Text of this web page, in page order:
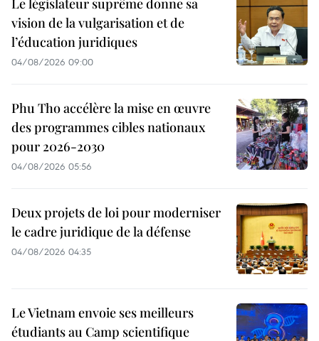
vision de la vulgarisation et de
l’éducation juridiques
04/08/2026 09:00
Phu Tho accélère la mise en œuvre
des programmes cibles nationaux
pour 2026-2030
04/08/2026 05:56
Deux projets de loi pour moderniser
le cadre juridique de la défense
04/08/2026 04:35
Le Vietnam envoie ses meilleurs
étudiants au Camp scientifique